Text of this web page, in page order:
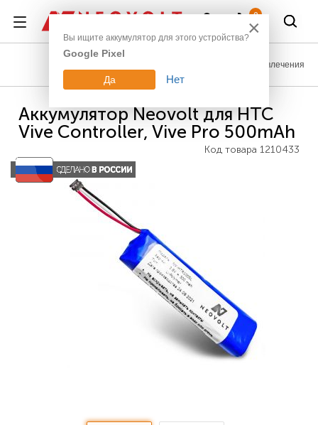
0
Транспорт, развлечения
Аккумулятор Neovolt для HTC
Vive Controller, Vive Pro 500mAh
Код товара 1210433
×
Вы ищите аккумулятор для этого устройства?
Google Pixel
Да Нет